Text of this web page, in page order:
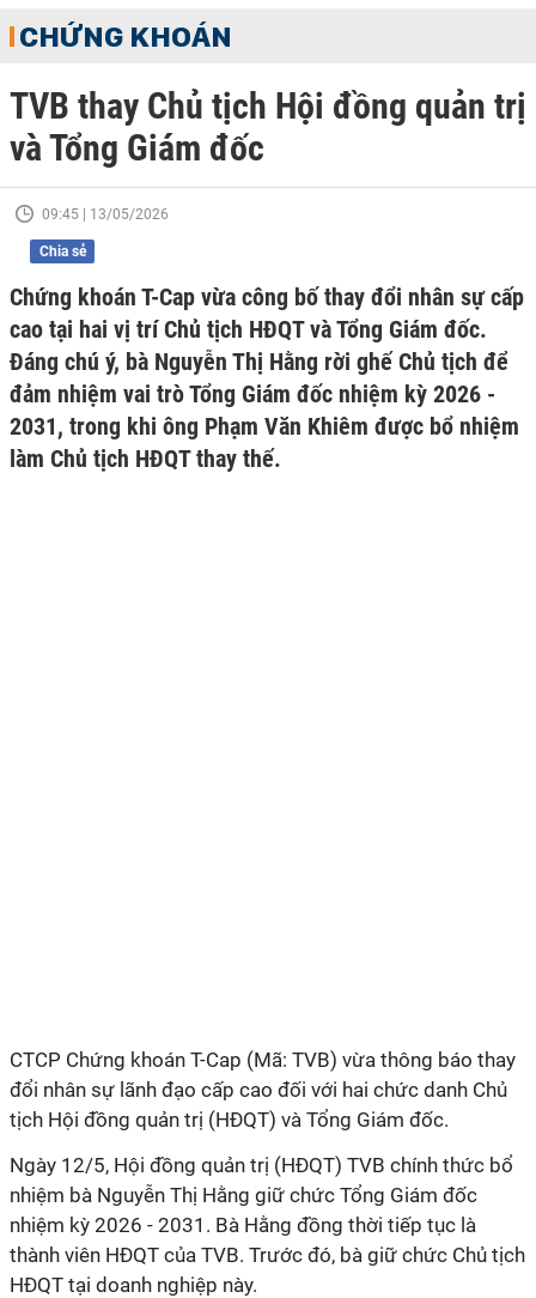
CHỨNG KHOÁN
TVB thay Chủ tịch Hội đồng quản trị
và Tổng Giám đốc
09:45 | 13/05/2026
Chia sẻ
Chứng khoán T-Cap vừa công bố thay đổi nhân sự cấp
cao tại hai vị trí Chủ tịch HĐQT và Tổng Giám đốc.
Đáng chú ý, bà Nguyễn Thị Hằng rời ghế Chủ tịch để
đảm nhiệm vai trò Tổng Giám đốc nhiệm kỳ 2026 -
2031, trong khi ông Phạm Văn Khiêm được bổ nhiệm
làm Chủ tịch HĐQT thay thế.
CTCP Chứng khoán T-Cap (Mã: TVB) vừa thông báo thay
đổi nhân sự lãnh đạo cấp cao đối với hai chức danh Chủ
tịch Hội đồng quản trị (HĐQT) và Tổng Giám đốc.
Ngày 12/5, Hội đồng quản trị (HĐQT) TVB chính thức bổ
nhiệm bà Nguyễn Thị Hằng giữ chức Tổng Giám đốc
nhiệm kỳ 2026 - 2031. Bà Hằng đồng thời tiếp tục là
thành viên HĐQT của TVB. Trước đó, bà giữ chức Chủ tịch
HĐQT tại doanh nghiệp này.